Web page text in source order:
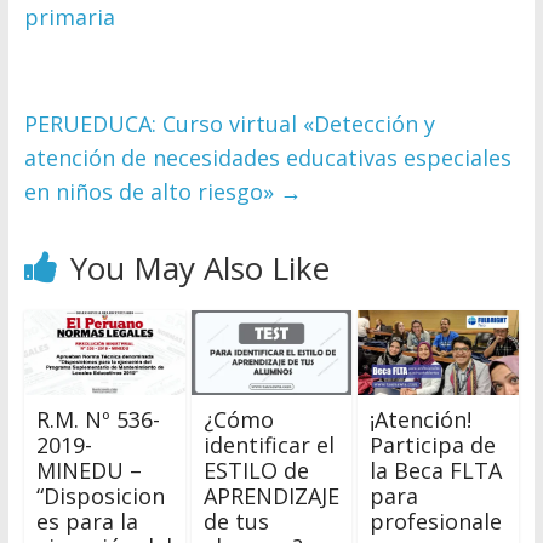
primaria
PERUEDUCA: Curso virtual «Detección y
atención de necesidades educativas especiales
en niños de alto riesgo» →
You May Also Like
R.M. Nº 536-
2019-
MINEDU –
“Disposicion
es para la
¿Cómo
identificar el
ESTILO de
APRENDIZAJE
de tus
¡Atención!
Participa de
la Beca FLTA
para
profesionale